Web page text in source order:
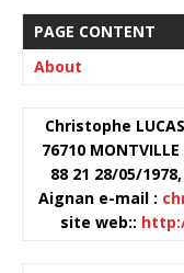
PAGE CONTENT
About
Christophe
76710
88 21 28/05/
Aignan e-mail :
site web::